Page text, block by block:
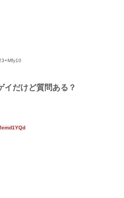
イだけど質問ある？